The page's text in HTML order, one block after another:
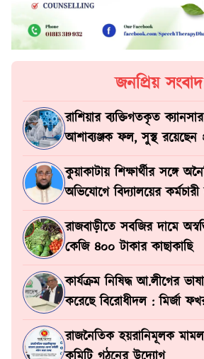
জনপ্রিয় সংবাদ
রাশিয়ার ব্যক্তিগতকৃত
আশাব্যঞ্জক ফল, সুস্থ রয়েছেন
কুয়াকাটায় শিক্ষার্থীর সঙ্গে
অভিযোগে বিদ্যালয়ের
রাজবাড়ীতে সবজির দামে
কেজি ৪০০ টাকার কাছাকাছি
কার্যক্রম নিষিদ্ধ আ.লীগের
করেছে বিরোধীদল : মির্জা
রাজনৈতিক হয়রানিমূলক